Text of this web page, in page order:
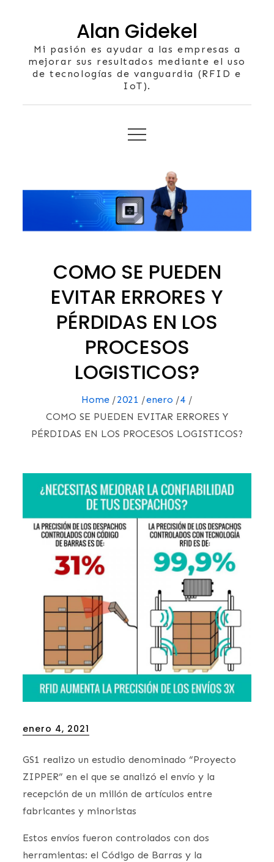
Alan Gidekel
Mi pasión es ayudar a las empresas a
mejorar sus resultados mediante el uso
de tecnologías de vanguardia (RFID e
IoT).
COMO SE PUEDEN
EVITAR ERRORES Y
PÉRDIDAS EN LOS
PROCESOS
LOGISTICOS?
Home 2021 enero
4
COMO SE PUEDEN EVITAR ERRORES Y
PÉRDIDAS EN LOS PROCESOS LOGISTICOS?
Posted
enero 4, 2021
GS1 realizo un estudio denominado “Proyecto
ZIPPER” en el que se analizó el envío y la
recepción de un millón de artículos entre
fabricantes y minoristas
Estos envíos fueron controlados con dos
herramientas: el Código de Barras y la